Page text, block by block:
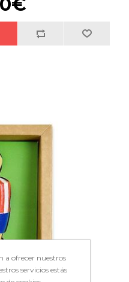
a ofrecer nuestros
servicios estás